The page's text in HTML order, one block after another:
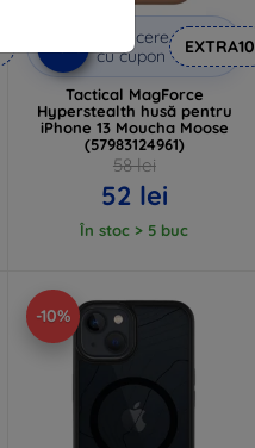
Reducere
cu cupon
EXTRA10
Tactical MagForce
Hyperstealth husă pentru
iPhone 13 Moucha Moose
(57983124961)
58 lei
52 lei
În stoc > 5 buc
-10%